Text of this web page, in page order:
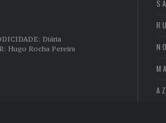
Diária
Hugo Rocha Pereira